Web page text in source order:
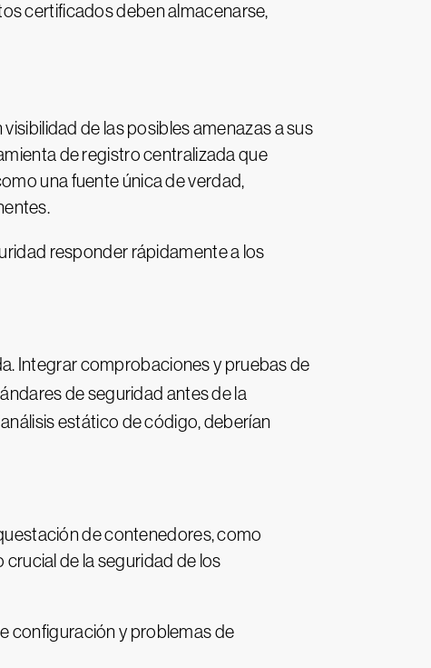
certificados deben almacenarse,
de las posibles amenazas a sus
de registro centralizada que
una fuente única de verdad,
responder rápidamente a los
Integrar comprobaciones y pruebas de
de seguridad antes de la
estático de código, deberían
de contenedores, como
de la seguridad de los
configuración y problemas de